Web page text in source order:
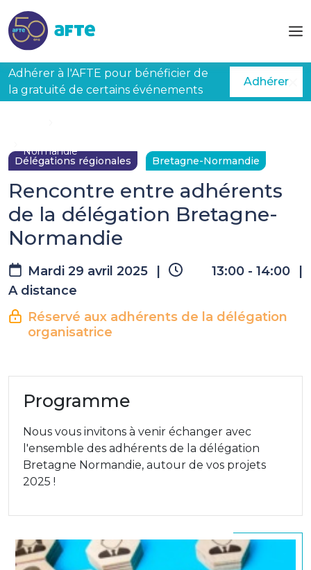
Adhérer à l'AFTE pour bénéficier de
la gratuité de certains événements
Adhérer
Normandie
Délégations régionales Bretagne-Normandie
Rencontre entre adhérents
de la délégation Bretagne-
Normandie
Mardi 29 avril 2025 13:00 - 14:00
A distance
Réservé aux adhérents de la délégation
organisatrice
Programme
Nous vous invitons à venir échanger avec
l'ensemble des adhérents de la délégation
Bretagne Normandie, autour de vos projets
2025 !